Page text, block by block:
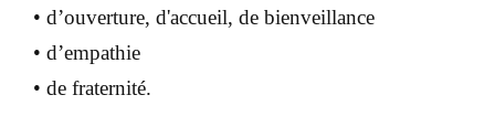
• d’ouverture, d'accueil, de bienveillance
• d’empathie
• de fraternité.